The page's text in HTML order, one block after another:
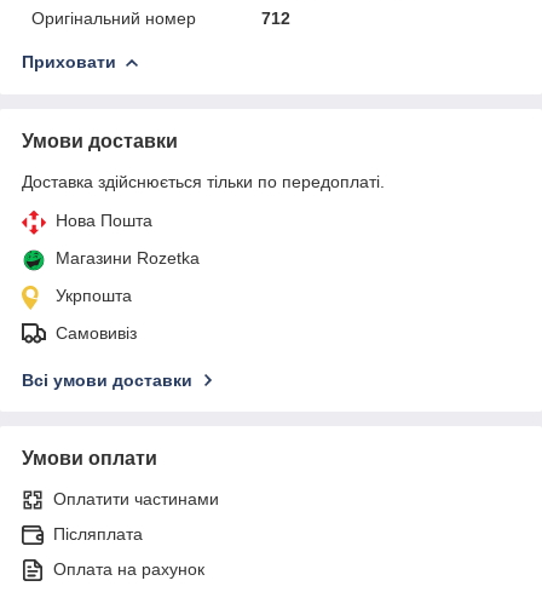
Оригінальний номер
712
Приховати
Умови доставки
Доставка здійснюється тільки по передоплаті.
Нова Пошта
Магазини Rozetka
Укрпошта
Самовивіз
Всі умови доставки
Умови оплати
Оплатити частинами
Післяплата
Оплата на рахунок